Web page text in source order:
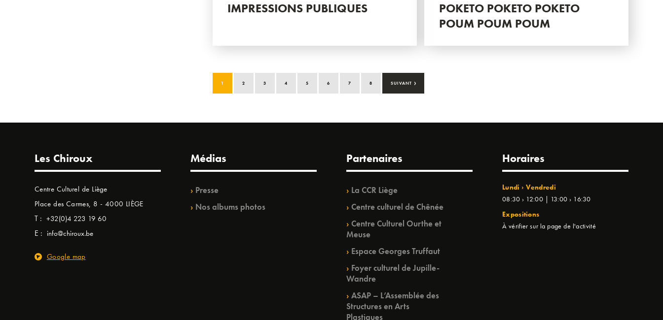
IMPRESSIONS PUBLIQUES
POKETO POKETO POKETO
POUM POUM POUM
1 2 3 4 5 6 7 8 SUIVANT ›
Les Chiroux
Centre Culturel de Liège
Place des Carmes, 8 - 4000 LIÈGE
T : +32(0)4 223 19 60
E : info@chiroux.be
Google map
Médias
Presse
Nos albums photos
Partenaires
La CCR Liège
Centre culturel de Chênée
Centre Culturel Ourthe et
Meuse
Espace Georges Truffaut
Foyer culturel de Jupille-
Wandre
ASAP – L’Assemblée des
Structures en Arts
Plastiques
Horaires
Lundi › Vendredi
08:30 › 12:00 | 13:00 › 16:30
Expositions
À vérifier sur la page de l'activité